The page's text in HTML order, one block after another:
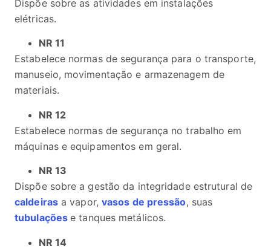
Dispõe sobre as atividades em instalações
elétricas.
NR 11
Estabelece normas de segurança para o transporte,
manuseio, movimentação e armazenagem de
materiais.
NR 12
Estabelece normas de segurança no trabalho em
máquinas e equipamentos em geral.
NR 13
Dispõe sobre a gestão da integridade estrutural de
caldeirasa vapor, vasos de pressão, suas
tubulaçõese tanques metálicos.
NR 14